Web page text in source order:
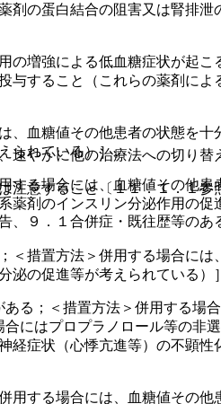
剤の蛋白結合の阻害又は腎排泄
増強による低血糖症状が起こ
すること（これらの薬剤によ
血糖値その他患者の状態を十
られている）］。
る場合には、血糖値その他患
薬剤のインスリン分泌作用の促
措置方法＞併用する場合には
の促進等が考えられている）
る；＜措置方法＞併用する場
にはプロプラノロール等の非
経症状（心悸亢進等）の不顕性
する場合には、血糖値その他
やかに他の治療法への切り替
注意すること〔１１．１．１参
９．１合併症・既往歴等のあ